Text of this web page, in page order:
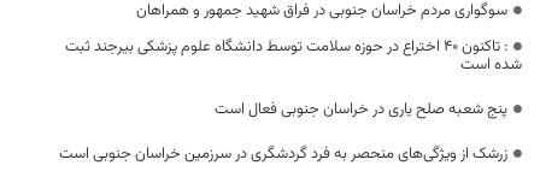
سوگواری مردم خراسان جنوبی در فراق شهید جمهور و همراهان
: تاکنون ۴۰ اختراع در حوزه سلامت توسط دانشگاه علوم پزشکی بیرجند ثبت
شده است
پنج شعبه صلح یاری در خراسان جنوبی فعال است
زرشک از ویژگی‌های منحصر به فرد گردشگری در سرزمین خراسان جنوبی است